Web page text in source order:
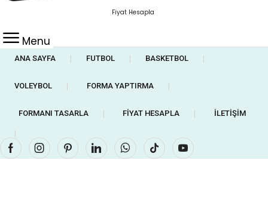
Fiyat Hesapla
Menu
ANA SAYFA ❘ FUTBOL ❘ BASKETBOL ❘
VOLEYBOL ❘ FORMA YAPTIRMA ❘
FORMANI TASARLA ❘ FIYAT HESAPLA ❘ İLETIŞIM
FacebookInstagramPinterestLinkedinWhatsapp
Tik-
Youtube